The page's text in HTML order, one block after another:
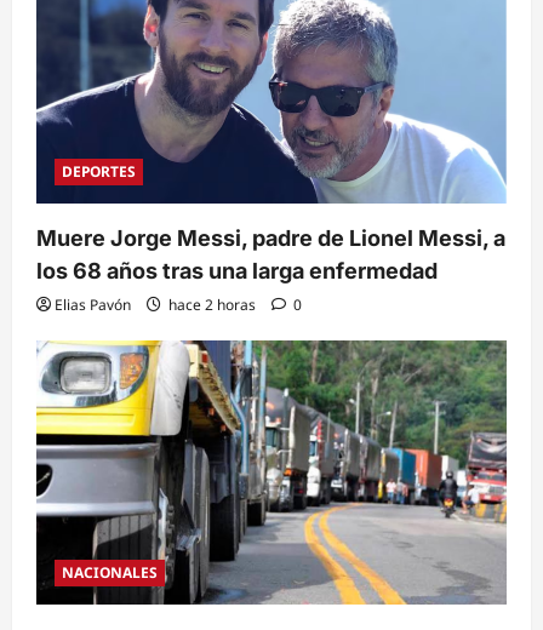
DEPORTES
Muere Jorge Messi, padre de Lionel Messi, a
los 68 años tras una larga enfermedad
Elias Pavón hace 2 horas 0
NACIONALES